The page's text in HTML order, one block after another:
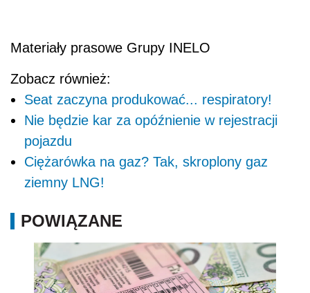
Materiały prasowe Grupy INELO
Zobacz również:
Seat zaczyna produkować... respiratory!
Nie będzie kar za opóźnienie w rejestracji
pojazdu
Ciężarówka na gaz? Tak, skroplony gaz
ziemny LNG!
POWIĄZANE